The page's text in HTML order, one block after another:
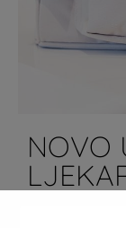
NOVO